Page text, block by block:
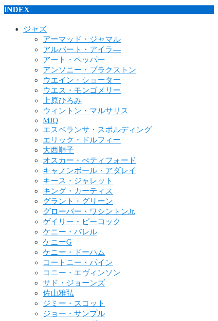
INDEX
ジャズ
アーマッド・ジャマル
アルバート・アイラ―
アート・ペッパー
アンソニー・ブラクストン
ウエイン・ショーター
ウエス・モンゴメリー
上原ひろみ
ウィントン・マルサリス
MJQ
エスペランサ・スポルディング
エリック・ドルフィー
大西順子
オスカー・ぺティフォード
キャノンボール・アダレイ
キース・ジャレット
キング・カーティス
グラント・グリーン
グローバー・ワシントンJr.
ゲイリー・ピーコック
ケニー・バレル
ケニーG
ケニー・ドーハム
コートニー・パイン
コニー・エヴィンソン
サド・ジョーンズ
佐山雅弘
ジミー・スコット
ジョー・サンプル